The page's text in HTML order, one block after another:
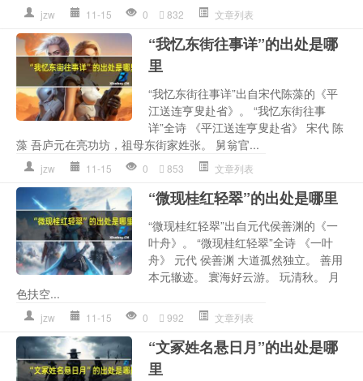
jzw 11-15 0 832 文章列表
“我忆东街往事详”的出处是哪
里
“我忆东街往事详”出自宋代陈藻的《平
江送连亨叟赴省》。 “我忆东街往事
详”全诗 《平江送连亨叟赴省》 宋代 陈
藻 吾庐元在亮功坊，祖母东街家姓张。 舅翁官...
jzw 11-15 0 853 文章列表
“微现桂红轻翠”的出处是哪里
“微现桂红轻翠”出自元代侯善渊的《一
叶舟》。 “微现桂红轻翠”全诗 《一叶
舟》 元代 侯善渊 大道孤然独立。 善用
本元辙迹。 寰海好云游。 玩清秋。 月
色扶空...
jzw 11-15 0 992 文章列表
“文冢姓名悬日月”的出处是哪
里